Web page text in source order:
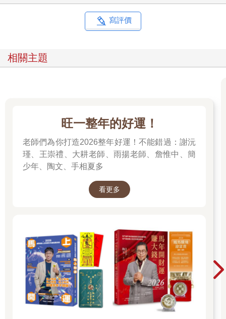
寫評價
相關主題
旺一整年的好運！
老師們為你打造2026整年好運！不能錯過：謝沅
瑾、王崇禮、大耕老師、雨揚老師、詹惟中、簡
少年、陶文、手相夏多
看更多